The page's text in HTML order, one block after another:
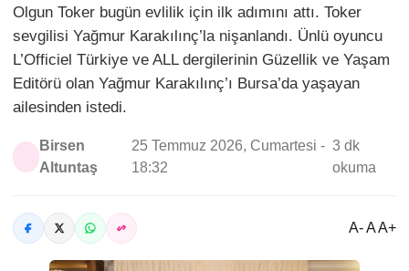
Olgun Toker bugün evlilik için ilk adımını attı. Toker
sevgilisi Yağmur Karakılınç’la nişanlandı. Ünlü oyuncu
L’Officiel Türkiye ve ALL dergilerinin Güzellik ve Yaşam
Editörü olan Yağmur Karakılınç’ı Bursa’da yaşayan
ailesinden istedi.
Birsen
Altuntaş
25 Temmuz 2026, Cumartesi -
18:32
3 dk
okuma
A- A A+